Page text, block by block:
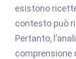
esistono
contesto può
Pertanto,
comprensione